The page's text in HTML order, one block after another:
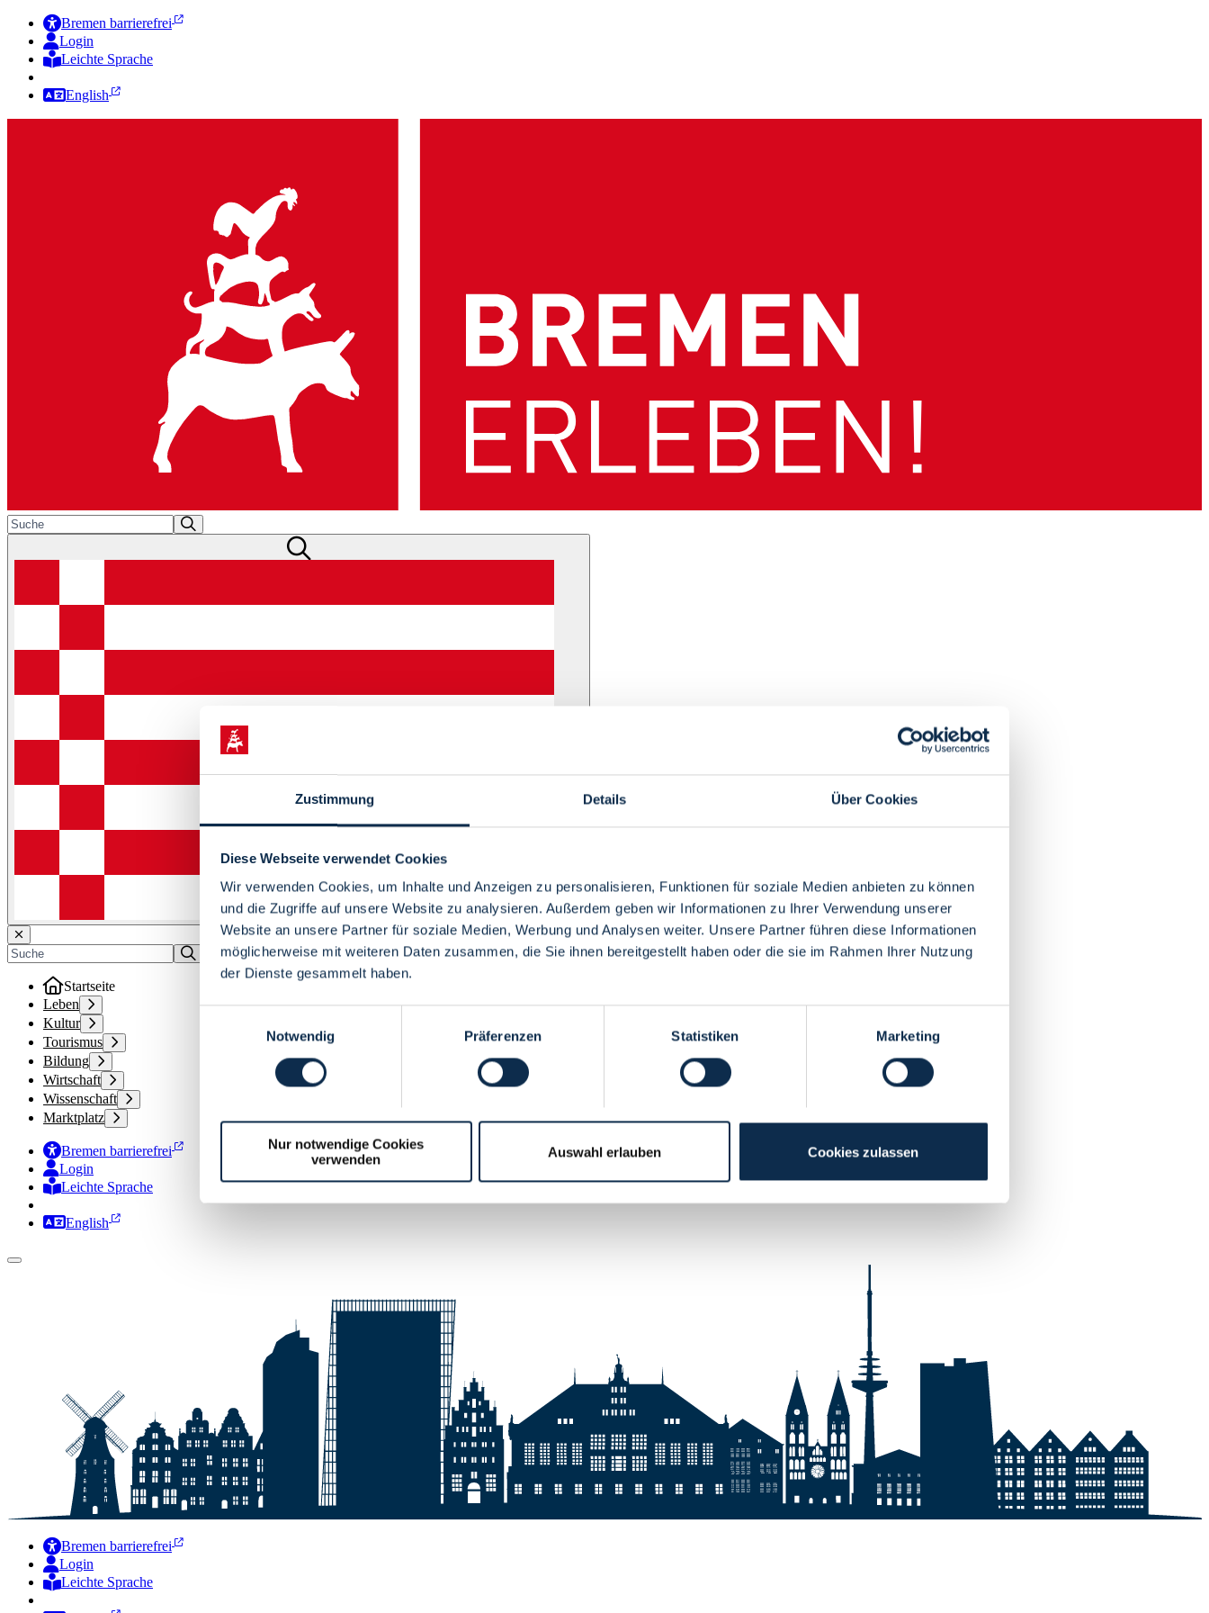
Zustimmung Details Über Cookies
Diese Webseite verwendet Cookies
Wir verwenden Cookies, um Inhalte und Anzeigen zu personalisieren, Funktionen für soziale Medien anbieten zu können
und die Zugriffe auf unsere Website zu analysieren. Außerdem geben wir Informationen zu Ihrer Verwendung unserer
Website an unsere Partner für soziale Medien, Werbung und Analysen weiter. Unsere Partner führen diese Informationen
möglicherweise mit weiteren Daten zusammen, die Sie ihnen bereitgestellt haben oder die sie im Rahmen Ihrer Nutzung
der Dienste gesammelt haben.
Notwendig
Präferenzen Statistiken Marketing
Nur notwendige Cookies
verwenden
Auswahl erlauben Cookies zulassen
Bremen barrierefrei
Login
Leichte Sprache
English
Menü
Startseite
Leben
Kultur
Tourismus
Bildung
Wirtschaft
Wissenschaft
Marktplatz
Bremen barrierefrei
Login
Leichte Sprache
Zur Deutschen Gebärdensprache
English
Bremen barrierefrei
Login
Leichte Sprache